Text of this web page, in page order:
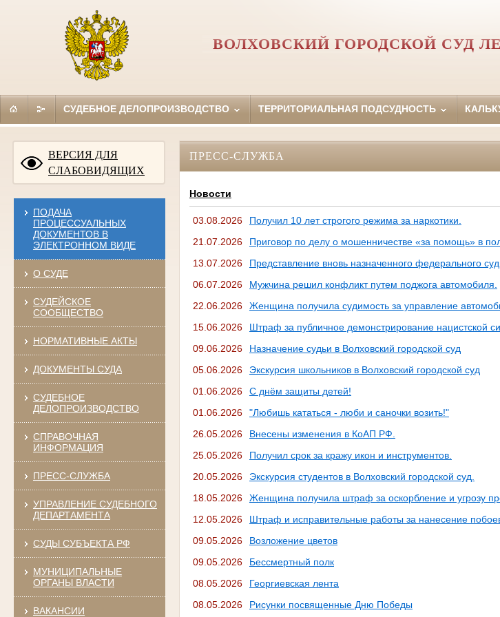
ВОЛХОВСКИЙ ГОРОДСКОЙ СУД
СУДЕБНОЕ ДЕЛОПРОИЗВОДСТВО ТЕРРИТОРИАЛЬНАЯ ПОДСУДНОСТЬ
ВЕРСИЯ ДЛЯ
СЛАБОВИДЯЩИХ
ПОДАЧА
ПРОЦЕССУАЛЬНЫХ
ДОКУМЕНТОВ В
ЭЛЕКТРОННОМ ВИДЕ
О СУДЕ
СУДЕЙСКОЕ
СООБЩЕСТВО
НОРМАТИВНЫЕ АКТЫ
ДОКУМЕНТЫ СУДА
СУДЕБНОЕ
ДЕЛОПРОИЗВОДСТВО
СПРАВОЧНАЯ
ИНФОРМАЦИЯ
ПРЕСС-СЛУЖБА
УПРАВЛЕНИЕ СУДЕБНОГО
ДЕПАРТАМЕНТА
СУДЫ СУБЪЕКТА РФ
МУНИЦИПАЛЬНЫЕ
ОРГАНЫ ВЛАСТИ
ВАКАНСИИ
ПРЕСС-СЛУЖБА
Новости
03.08.2026
Получил 10 лет строгого режима за наркотики.
21.07.2026
Приговор по делу о мошенничестве «за помощь» в
13.07.2026
Представление вновь назначенного федерального
06.07.2026
Мужчина решил конфликт путем поджога автомобиля.
22.06.2026
Женщина получила судимость за управление
15.06.2026
Штраф за публичное демонстрирование нацистской
09.06.2026
Назначение судьи в Волховский городской суд
05.06.2026
Экскурсия школьников в Волховский городской суд
01.06.2026
С днём защиты детей!
01.06.2026
"Любишь кататься - люби и саночки возить!"
26.05.2026
Внесены изменения в КоАП РФ.
25.05.2026
Получил срок за кражу икон и инструментов.
20.05.2026
Экскурсия студентов в Волховский городской суд.
18.05.2026
Женщина получила штраф за оскорбление и угрозу
12.05.2026
Штраф и исправительные работы за нанесение
09.05.2026
Возложение цветов
09.05.2026
Бессмертный полк
08.05.2026
Георгиевская лента
08.05.2026
Рисунки посвященные Дню Победы